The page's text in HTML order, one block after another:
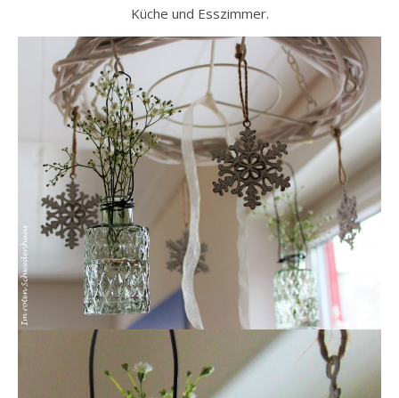
Küche und Esszimmer.